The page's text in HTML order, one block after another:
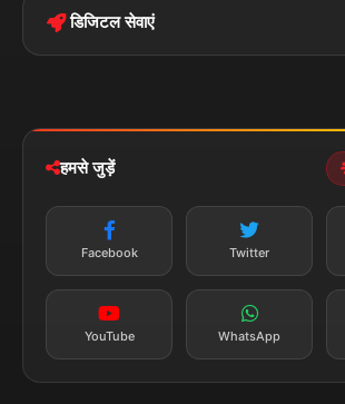
Privacy Policy
पॉलिटिकल झारखण्ड
डिजिटल सेवाएं
न्यूज़ अलर्ट
तत्काल अपडेट
सब्सक्राइब करें
हमसे जुड़ें
Facebook Twitter
YouTube WhatsApp